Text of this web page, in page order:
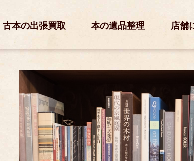
古本の出張買取 本の遺品整理 店舗